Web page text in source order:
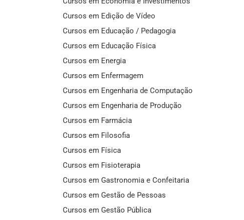
Cursos em Edição de Vídeo
Cursos em Educação / Pedagogia
Cursos em Educação Física
Cursos em Energia
Cursos em Enfermagem
Cursos em Engenharia de Computação
Cursos em Engenharia de Produção
Cursos em Farmácia
Cursos em Filosofia
Cursos em Física
Cursos em Fisioterapia
Cursos em Gastronomia e Confeitaria
Cursos em Gestão de Pessoas
Cursos em Gestão Pública